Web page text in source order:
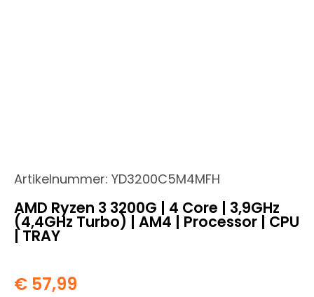
Artikelnummer: YD3200C5M4MFH
AMD Ryzen 3 3200G | 4 Core | 3,9GHz
(4,4GHz Turbo) | AM4 | Processor | CPU
| TRAY
€ 57,99